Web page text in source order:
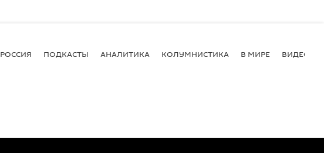
РОССИЯ ПОДКАСТЫ АНАЛИТИКА КОЛУМНИСТИКА В МИРЕ ВИДЕО